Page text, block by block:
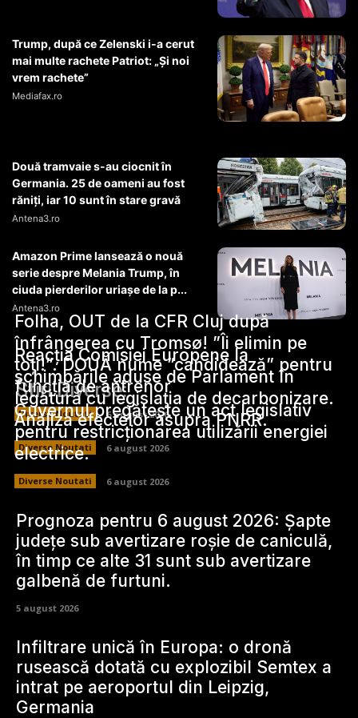
Trump, după ce Zelenski i-a cerut
mai multe rachete Patriot: „Și noi
vrem rachete”
Mediafax.ro
Două tramvaie s-au ciocnit în
Germania. 25 de oameni au fost
răniți, iar 10 sunt în stare gravă
Antena3.ro
Amazon Prime lansează o nouă
serie despre Melania Trump, în
ciuda pierderilor uriașe de la p...
Antena3.ro
Stiri Diverse:
Folha, OUT de la CFR Cluj după
înfrângerea cu Tromsø! ”Îi elimin pe
toți!”. DOUĂ nume ”candidează” pentru
funcția de antrenor
Diverse Noutati 6 august 2026
Reacția Comisiei Europene la
schimbările aduse de Parlament în
legătură cu legislația de decarbonizare.
Analiza efectelor asupra PNRR.
Diverse Noutati 6 august 2026
Guvernul pregătește un act legislativ
pentru restricționarea utilizării energiei
electrice.
Diverse Noutati 6 august 2026
Prognoza pentru 6 august 2026: Șapte
județe sub avertizare roșie de caniculă,
în timp ce alte 31 sunt sub avertizare
galbenă de furtuni.
5 august 2026
Infiltrare unică în Europa: o dronă
rusească dotată cu explozibil Semtex a
intrat pe aeroportul din Leipzig,
Germania